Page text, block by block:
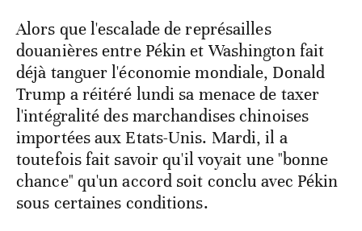
Alors que l'escalade de représailles
douanières entre Pékin et Washington fait
déjà tanguer l'économie mondiale, Donald
Trump a réitéré lundi sa menace de taxer
l'intégralité des marchandises chinoises
importées aux Etats-Unis. Mardi, il a
toutefois fait savoir qu'il voyait une "bonne
chance" qu'un accord soit conclu avec Pékin
sous certaines conditions.